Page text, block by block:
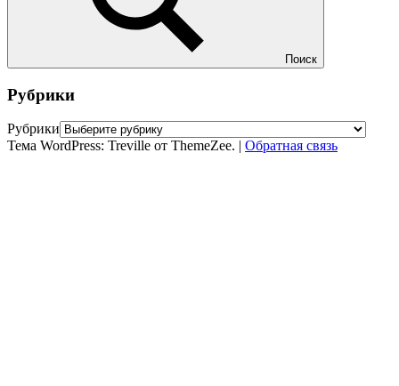
Поиск
Рубрики
Рубрики
Тема WordPress: Treville от ThemeZee. | Обратная связь